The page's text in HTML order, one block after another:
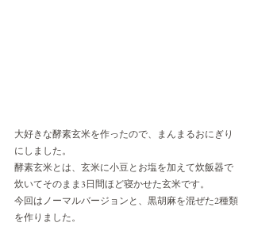
大好きな酵素玄米を作ったので、まんまるおにぎり
にしました。
酵素玄米とは、玄米に小豆とお塩を加えて炊飯器で
炊いてそのまま3日間ほど寝かせた玄米です。
今回はノーマルバージョンと、黒胡麻を混ぜた2種類
を作りました。